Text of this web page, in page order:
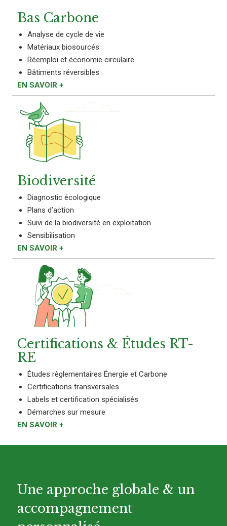
Bas Carbone
Analyse de cycle de vie
Matériaux biosourcés
Réemploi et économie circulaire
Bâtiments réversibles
EN SAVOIR +
Biodiversité
Diagnostic écologique
Plans d’action
Suivi de la biodiversité en exploitation
Sensibilisation
EN SAVOIR +
Certifications & Études RT-
RE
Études règlementaires Énergie et Carbone
Certifications transversales
Labels et certification spécialisés
Démarches sur mesure
EN SAVOIR +
Une approche globale & un
accompagnement